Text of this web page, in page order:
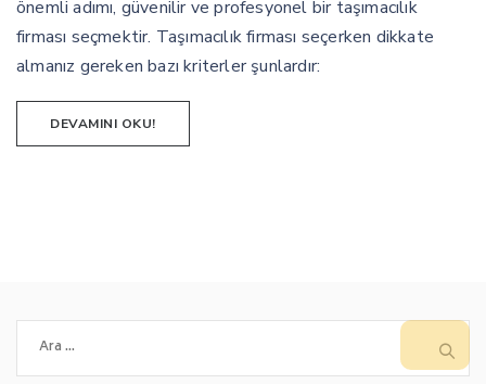
önemli adımı, güvenilir ve profesyonel bir taşımacılık
firması seçmektir. Taşımacılık firması seçerken dikkate
almanız gereken bazı kriterler şunlardır:
DEVAMINI OKU!